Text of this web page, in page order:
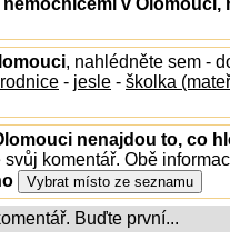
, nahlédněte sem -
- jesle - školka
nenajdou to, co
komentář. Obě
Buďte první...